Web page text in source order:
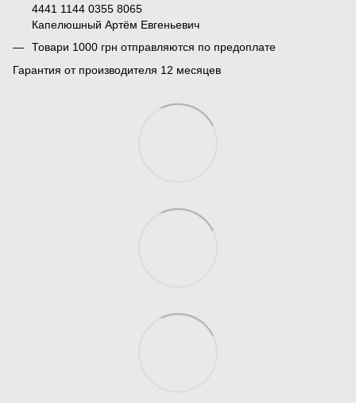
4441 1144 0355 8065
Капелюшный Артём Евгеньевич
Товари 1000 грн отправляются по предоплате
Гарантия от производителя 12 месяцев